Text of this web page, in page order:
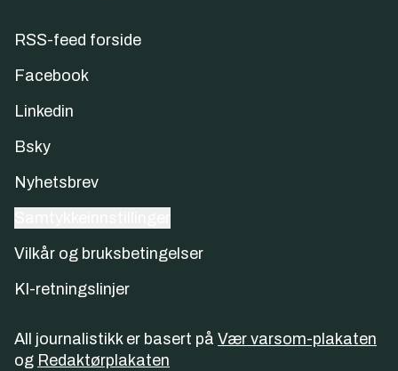
RSS-feed forside
Facebook
Linkedin
Bsky
Nyhetsbrev
Vilkår og bruksbetingelser
KI-retningslinjer
All journalistikk er basert på Vær varsom-plakaten
og Redaktørplakaten